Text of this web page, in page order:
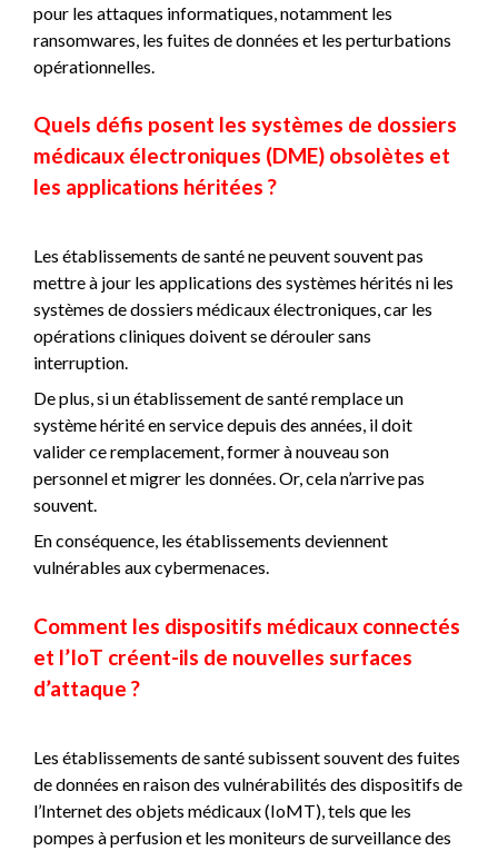
pour les attaques informatiques, notamment les
ransomwares, les fuites de données et les perturbations
opérationnelles.
Quels défis posent les systèmes de dossiers
médicaux électroniques (DME) obsolètes et
les applications héritées ?
Les établissements de santé ne peuvent souvent pas
mettre à jour les applications des systèmes hérités ni les
systèmes de dossiers médicaux électroniques, car les
opérations cliniques doivent se dérouler sans
interruption.
De plus, si un établissement de santé remplace un
système hérité en service depuis des années, il doit
valider ce remplacement, former à nouveau son
personnel et migrer les données. Or, cela n’arrive pas
souvent.
En conséquence, les établissements deviennent
vulnérables aux cybermenaces.
Comment les dispositifs médicaux connectés
et l’IoT créent-ils de nouvelles surfaces
d’attaque ?
Les établissements de santé subissent souvent des fuites
de données en raison des vulnérabilités des dispositifs de
l’Internet des objets médicaux (IoMT), tels que les
pompes à perfusion et les moniteurs de surveillance des